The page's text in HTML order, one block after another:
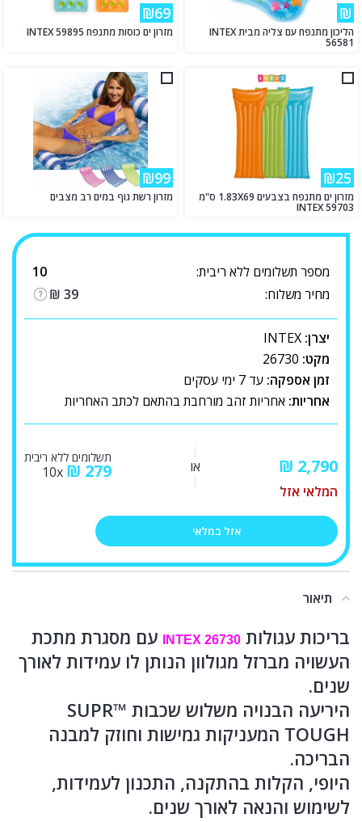
₪
הליכון מתנפח עם צליה מבית INTEX
56581
₪69
מזרון ים כוסות מתנפח INTEX 59895
₪25
מזרון ים מתנפח בצבעים 1.83X69 ס"מ
INTEX 59703
₪99
מזרון רשת גוף במים רב מצבים
מספר תשלומים ללא ריבית:
10
מחיר משלוח:
₪ 39
יצרן: INTEX
מקט: 26730
זמן אספקה: עד 7 ימי עסקים
אחריות: אחריות זהב מורחבת בהתאם לכתב האחריות
₪ או
תשלומים ללא ריבית
₪ 279
המלאי אזל
אזל במלאי
תיאור
בריכות עגולות INTEX 26730
עם מסגרת מתכת
העשויה מברזל מגולוון הנותן לו עמידות לאורך
שנים.
היריעה הבנויה משלוש שכבות ™SUPR
TOUGH המעניקות גמישות וחוזק למבנה
הבריכה.
היופי, הקלות בהתקנה, התכנון לעמידות,
לשימוש והנאה לאורך שנים.